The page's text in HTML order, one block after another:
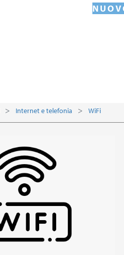
Internet e telefonia WiFi